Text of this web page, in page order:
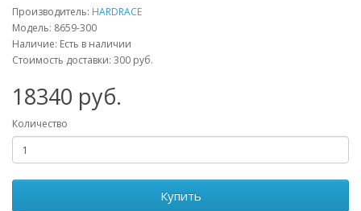
Производитель: HARDRACE
Модель: 8659-300
Наличие: Есть в наличии
Стоимость доставки: 300 руб.
18340 руб.
Количество
Купить